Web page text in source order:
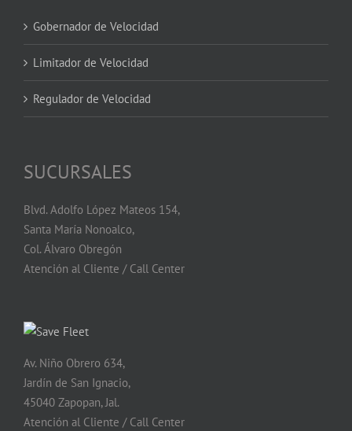
Gobernador de Velocidad
Limitador de Velocidad
Regulador de Velocidad
SUCURSALES
Blvd. Adolfo López Mateos 154,
Santa María Nonoalco,
Col. Álvaro Obregón
Atención al Cliente / Call Center
Av. Niño Obrero 634,
Jardín de San Ignacio,
45040 Zapopan, Jal.
Atención al Cliente / Call Center